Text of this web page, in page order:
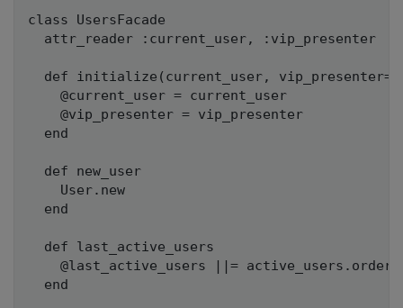
class UsersFacade
  attr_reader :current_user, :vip_presenter
def initialize(current_user,
    @current_user = current_user
    @vip_presenter = vip_presenter
  end
  def new_user
    User.new
  end
  def last_active_users
@last_active_users ||=
  end